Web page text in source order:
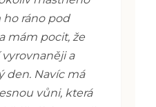
ho ráno pod
mám pocit, že
a
den. Navíc má
vůni, která